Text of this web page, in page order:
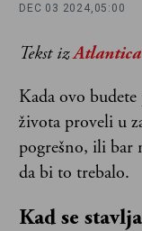
DEC 03 2024, 05:00
Tekst izAtlantica
Kada ovo
života proveli u
pogrešno, ili bar
da bi to trebalo.
Kad se